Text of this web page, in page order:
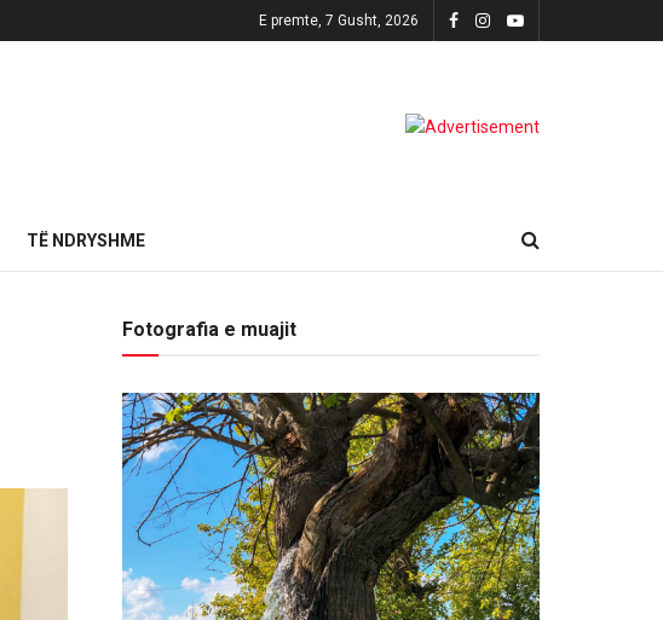
E premte, 7 Gusht, 2026
TË NDRYSHME
Fotografia e muajit